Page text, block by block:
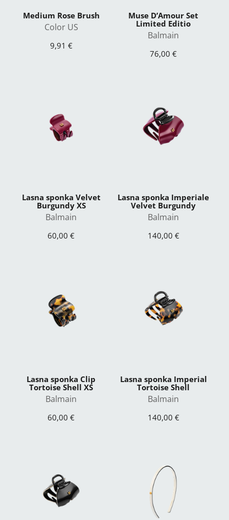
Medium Rose Brush
Color US
9,91 €
Muse D’Amour Set
Limited Editio
Balmain
76,00 €
Lasna sponka Velvet
Burgundy XS
Balmain
60,00 €
Lasna sponka Imperiale
Velvet Burgundy
Balmain
140,00 €
Lasna sponka Clip
Tortoise Shell XS
Balmain
60,00 €
Lasna sponka Imperial
Tortoise Shell
Balmain
140,00 €